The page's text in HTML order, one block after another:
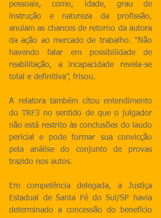
pessoais, como, idade, grau de
instrução e natureza da profissão,
anulam as chances de retorno da autora
da ação ao mercado de trabalho. “Não
havendo falar em possibilidade de
reabilitação, a incapacidade revela-se
total e definitiva”, frisou.
A relatora também citou entendimento
do TRF3 no sentido de que o julgador
não está restrito às conclusões do laudo
pericial e pode formar sua convicção
pela análise do conjunto de provas
trazido nos autos.
Em competência delegada, a Justiça
Estadual de Santa Fé do Sul/SP havia
determinado a concessão do benefício